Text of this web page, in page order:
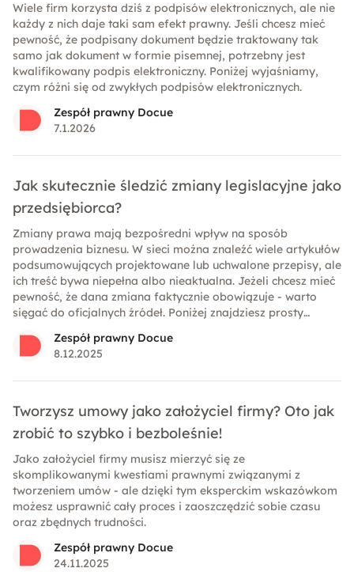
Wiele firm korzysta dziś z podpisów elektronicznych, ale nie
każdy z nich daje taki sam efekt prawny. Jeśli chcesz mieć
pewność, że podpisany dokument będzie traktowany tak
samo jak dokument w formie pisemnej, potrzebny jest
kwalifikowany podpis elektroniczny. Poniżej wyjaśniamy,
czym różni się od zwykłych podpisów elektronicznych.
Zespół prawny Docue
7.1.2026
Jak skutecznie śledzić zmiany legislacyjne jako
przedsiębiorca?
Zmiany prawa mają bezpośredni wpływ na sposób
prowadzenia biznesu. W sieci można znaleźć wiele artykułów
podsumowujących projektowane lub uchwalone przepisy, ale
ich treść bywa niepełna albo nieaktualna. Jeżeli chcesz mieć
pewność, że dana zmiana faktycznie obowiązuje - warto
sięgać do oficjalnych źródeł. Poniżej znajdziesz prosty
weryfikować status procedowanych zmian w prawie.
Zespół prawny Docue
8.12.2025
Tworzysz umowy jako założyciel firmy? Oto jak
zrobić to szybko i bezboleśnie!
Jako założyciel firmy musisz mierzyć się ze
skomplikowanymi kwestiami prawnymi związanymi z
tworzeniem umów - ale dzięki tym eksperckim wskazówkom
możesz usprawnić cały proces i zaoszczędzić sobie czasu
oraz zbędnych trudności.
Zespół prawny Docue
24.11.2025